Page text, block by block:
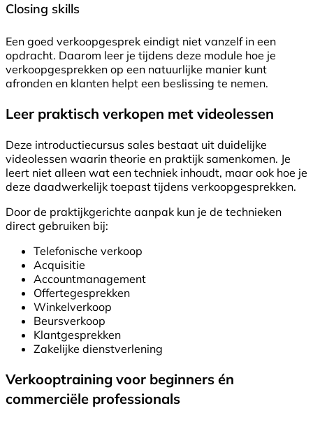
Closing skills
Een goed verkoopgesprek eindigt niet vanzelf in een
opdracht. Daarom leer je tijdens deze module hoe je
verkoopgesprekken op een natuurlijke manier kunt
afronden en klanten helpt een beslissing te nemen.
Leer praktisch verkopen met videolessen
Deze introductiecursus sales bestaat uit duidelijke
videolessen waarin theorie en praktijk samenkomen. Je
leert niet alleen wat een techniek inhoudt, maar ook hoe je
deze daadwerkelijk toepast tijdens verkoopgesprekken.
Door de praktijkgerichte aanpak kun je de technieken
direct gebruiken bij:
Telefonische verkoop
Acquisitie
Accountmanagement
Offertegesprekken
Winkelverkoop
Beursverkoop
Klantgesprekken
Zakelijke dienstverlening
Verkooptraining voor beginners én
commerciële professionals